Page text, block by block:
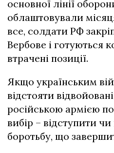
основної лінії
облаштовували
все, солдати РФ
Вербове і готуються
втрачені позиції.
Якщо українським
відстояти
російською армією
вибір – відступити
боротьбу, що